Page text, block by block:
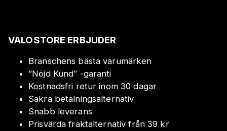
VALOSTORE ERBJUDER
Branschens bästa varumärken
“Nöjd Kund” -garanti
Kostnadsfri retur inom 30 dagar
Säkra betalningsalternativ
Snabb leverans
Prisvärda fraktalternativ från 39 kr